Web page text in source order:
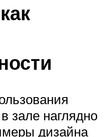
зале наглядно
дизайна